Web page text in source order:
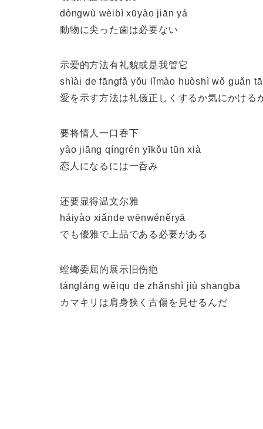
dòngwù wèibì xūyào jiān yá
動物に尖った歯は必要ない
示爱的方法有礼貌或是我管它
shìài de fāngfǎ yǒu lǐmào huòshì wǒ guǎn tā
愛を示す方法は礼儀正しくするか気にかける
要将情人一口吞下
yào jiāng qíngrén yīkǒu tūn xià
恋人になるには一呑み
还要显得温文尔雅
háiyào xiǎnde wēnwéněryā
でも優雅で上品である必要がある
螳螂委屈的展示旧伤疤
tángláng wěiqu de zhǎnshì jiù shāngbā
カマキリは肩身狭く古傷を見せるんだ